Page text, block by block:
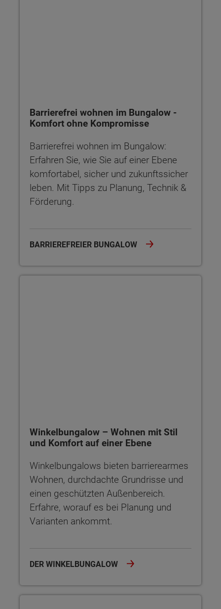
Barrierefrei wohnen im Bungalow -
Komfort ohne Kompromisse
Barrierefrei wohnen im Bungalow:
Erfahren Sie, wie Sie auf einer Ebene
komfortabel, sicher und zukunftssicher
leben. Mit Tipps zu Planung, Technik &
Förderung.
BARRIEREFREIER BUNGALOW
Winkelbungalow – Wohnen mit Stil
und Komfort auf einer Ebene
Winkelbungalows bieten barrierearmes
Wohnen, durchdachte Grundrisse und
einen geschützten Außenbereich.
Erfahre, worauf es bei Planung und
Varianten ankommt.
DER WINKELBUNGALOW